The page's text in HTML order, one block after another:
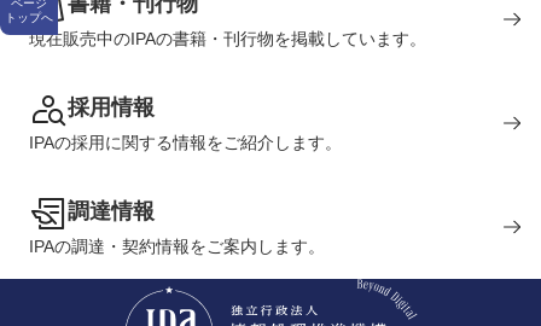
トップへ
現在販売中のIPAの書籍・刊行物を掲載しています。
採用情報
IPAの採用に関する情報をご紹介します。
調達情報
IPAの調達・契約情報をご案内します。